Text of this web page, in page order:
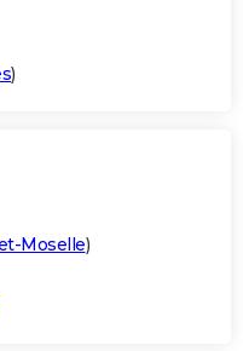
)
Moselle)